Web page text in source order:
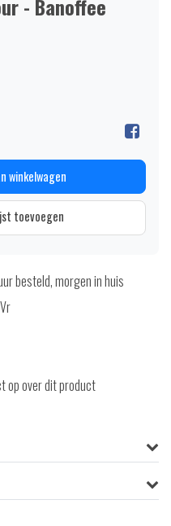
- Banoffee
winkelwagen
toevoegen
besteld, morgen in huis
op over dit product